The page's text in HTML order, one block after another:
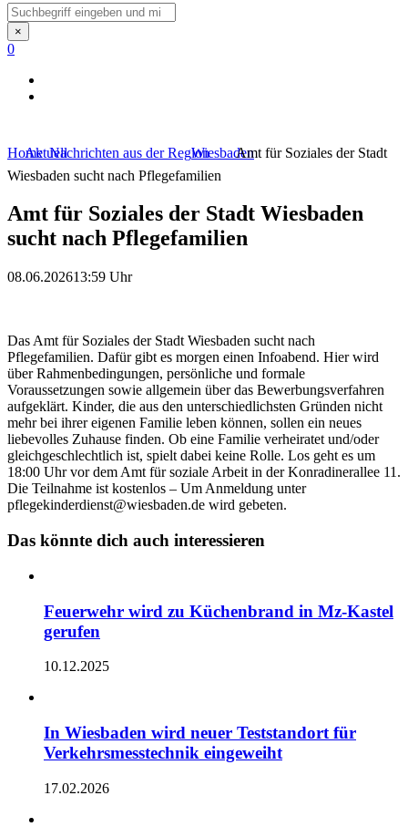
Suchen
×
0
HomeAktuellNachrichten aus der RegionWiesbadenAmt für Soziales der Stadt
Wiesbaden sucht nach Pflegefamilien
Amt für Soziales der Stadt Wiesbaden
sucht nach Pflegefamilien
08.06.202613:59 Uhr
Das Amt für Soziales der Stadt Wiesbaden sucht nach
Pflegefamilien. Dafür gibt es morgen einen Infoabend. Hier wird
über Rahmenbedingungen, persönliche und formale
Voraussetzungen sowie allgemein über das Bewerbungsverfahren
aufgeklärt. Kinder, die aus den unterschiedlichsten Gründen nicht
mehr bei ihrer eigenen Familie leben können, sollen ein neues
liebevolles Zuhause finden. Ob eine Familie verheiratet und/oder
gleichgeschlechtlich ist, spielt dabei keine Rolle. Los geht es um
18:00 Uhr vor dem Amt für soziale Arbeit in der Konradinerallee 11.
Die Teilnahme ist kostenlos – Um Anmeldung unter
pflegekinderdienst@wiesbaden.de wird gebeten.
Das könnte dich auch interessieren
Feuerwehr wird zu Küchenbrand in Mz-Kastel
gerufen
10.12.2025
In Wiesbaden wird neuer Teststandort für
Verkehrsmesstechnik eingeweiht
17.02.2026